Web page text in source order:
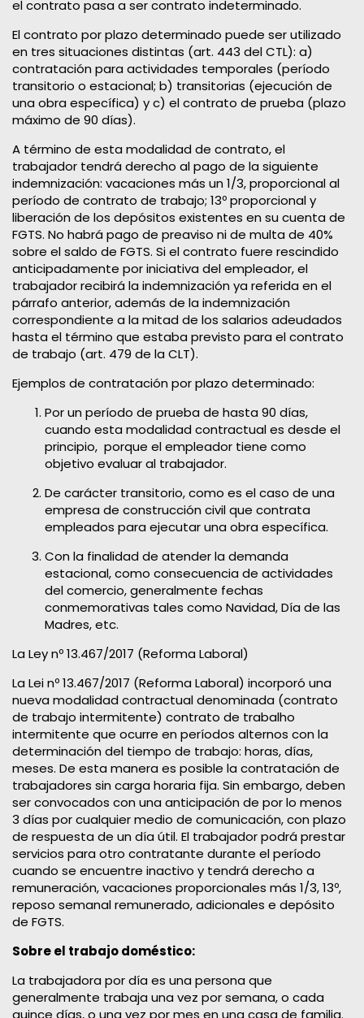
el contrato pasa a ser contrato indeterminado.
El contrato por plazo determinado puede ser utilizado
en tres situaciones distintas (art. 443 del CTL): a)
contratación para actividades temporales (período
transitorio o estacional; b) transitorias (ejecución de
una obra específica) y c) el contrato de prueba (plazo
máximo de 90 días).
A término de esta modalidad de contrato, el
trabajador tendrá derecho al pago de la siguiente
indemnización: vacaciones más un 1/3, proporcional al
período de contrato de trabajo; 13º proporcional y
liberación de los depósitos existentes en su cuenta de
FGTS. No habrá pago de preaviso ni de multa de 40%
sobre el saldo de FGTS. Si el contrato fuere rescindido
anticipadamente por iniciativa del empleador, el
trabajador recibirá la indemnización ya referida en el
párrafo anterior, además de la indemnización
correspondiente a la mitad de los salarios adeudados
hasta el término que estaba previsto para el contrato
de trabajo (art. 479 de la CLT).
Ejemplos de contratación por plazo determinado:
Por un período de prueba de hasta 90 días,
cuando esta modalidad contractual es desde el
principio, porque el empleador tiene como
objetivo evaluar al trabajador.
De carácter transitorio, como es el caso de una
empresa de construcción civil que contrata
empleados para ejecutar una obra específica.
Con la finalidad de atender la demanda
estacional, como consecuencia de actividades
del comercio, generalmente fechas
conmemorativas tales como Navidad, Día de las
Madres, etc.
La Ley nº 13.467/2017 (Reforma Laboral)
La Lei nº 13.467/2017 (Reforma Laboral) incorporó una
nueva modalidad contractual denominada (contrato
de trabajo intermitente) contrato de trabalho
intermitente que ocurre en períodos alternos con la
determinación del tiempo de trabajo: horas, días,
meses. De esta manera es posible la contratación de
trabajadores sin carga horaria fija. Sin embargo, deben
ser convocados con una anticipación de por lo menos
3 días por cualquier medio de comunicación, con plazo
de respuesta de un día útil. El trabajador podrá prestar
servicios para otro contratante durante el período
cuando se encuentre inactivo y tendrá derecho a
remuneración, vacaciones proporcionales más 1/3, 13º,
reposo semanal remunerado, adicionales e depósito
de FGTS.
Sobre el trabajo doméstico:
La trabajadora por día es una persona que
generalmente trabaja una vez por semana, o cada
quince días, o una vez por mes en una casa de familia.